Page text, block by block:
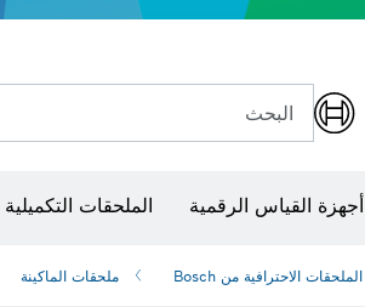
البحث
القياس الرقمية الملحقات
الملحقات الاحترافية من Bosch ملحقات الماكينة